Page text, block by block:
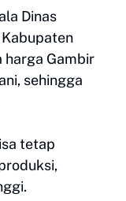
Dinas
harga Gambir
sehingga
tetap